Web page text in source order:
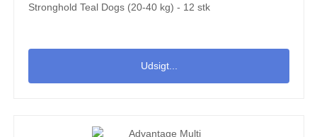
Stronghold Teal Dogs (20-40 kg) - 12 stk
Udsigt...